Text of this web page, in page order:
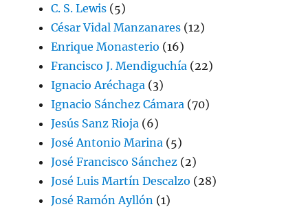
C. S. Lewis (5)
César Vidal Manzanares (12)
Enrique Monasterio (16)
Francisco J. Mendiguchía (22)
Ignacio Aréchaga (3)
Ignacio Sánchez Cámara (70)
Jesús Sanz Rioja (6)
José Antonio Marina (5)
José Francisco Sánchez (2)
José Luis Martín Descalzo (28)
José Ramón Ayllón (1)